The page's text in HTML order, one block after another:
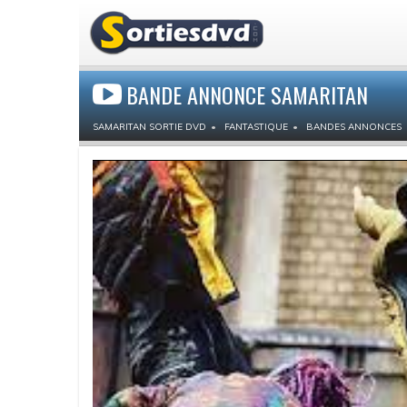
BANDE ANNONCE SAMARITAN
SAMARITAN SORTIE DVD FANTASTIQUE BANDES ANNONCES